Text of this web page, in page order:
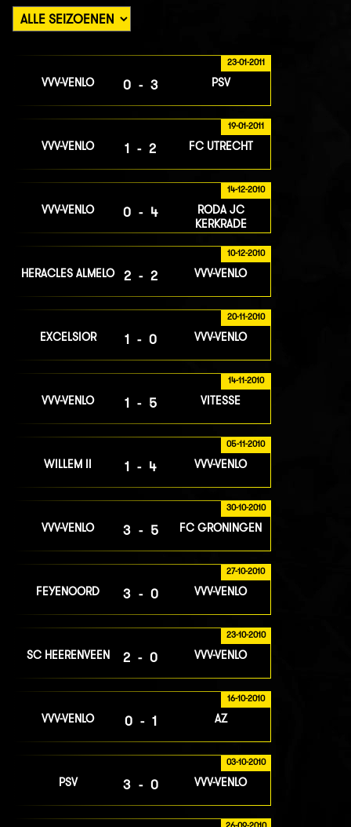
23-01-2011
VVV-VENLO 0-3 PSV
19-01-2011
VVV-VENLO 1-2 FC UTRECHT
14-12-2010
VVV-VENLO 0-4
RODA JC
KERKRADE
10-12-2010
HERACLES ALMELO 2-2 VVV-VENLO
20-11-2010
EXCELSIOR 1-0 VVV-VENLO
14-11-2010
VVV-VENLO 1-5 VITESSE
05-11-2010
WILLEM II 1-4 VVV-VENLO
30-10-2010
VVV-VENLO 3-5 FC GRONINGEN
27-10-2010
FEYENOORD 3-0 VVV-VENLO
23-10-2010
SC HEERENVEEN 2-0 VVV-VENLO
16-10-2010
VVV-VENLO 0-1 AZ
03-10-2010
PSV 3-0 VVV-VENLO